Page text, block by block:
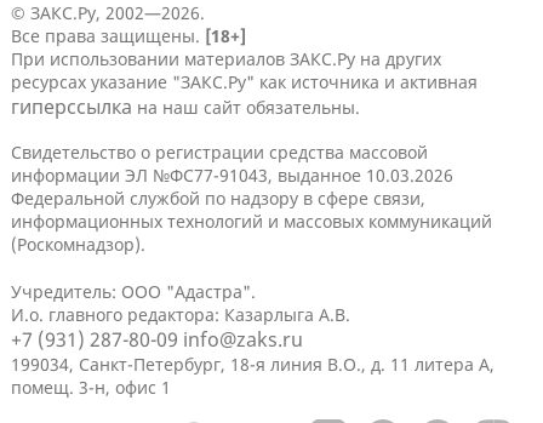
© ЗАКС.Ру, 2002—2026.
Все права защищены. [18+]
При использовании материалов ЗАКС.Ру на других
ресурсах указание "ЗАКС.Ру" как источника и активная
гиперссылка на наш сайт обязательны.
Свидетельство о регистрации средства массовой
информации ЭЛ №ФС77-91043, выданное 10.03.2026
Федеральной службой по надзору в сфере связи,
информационных технологий и массовых коммуникаций
(Роскомнадзор).
Учредитель: ООО "Адастра".
И.о. главного редактора: Казарлыга А.В.
+7 (931) 287-80-09 info@zaks.ru
199034, Санкт-Петербург, 18-я линия В.О., д. 11 литера А,
помещ. 3-н, офис 1